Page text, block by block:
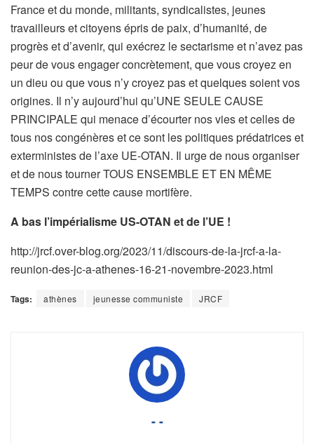
France et du monde, militants, syndicalistes, jeunes
travailleurs et citoyens épris de paix, d’humanité, de
progrès et d’avenir, qui exécrez le sectarisme et n’avez pas
peur de vous engager concrètement, que vous croyez en
un dieu ou que vous n’y croyez pas et quelques soient vos
origines. Il n’y aujourd’hui qu’UNE SEULE CAUSE
PRINCIPALE qui menace d’écourter nos vies et celles de
tous nos congénères et ce sont les politiques prédatrices et
exterministes de l’axe UE-OTAN. Il urge de nous organiser
et de nous tourner TOUS ENSEMBLE ET EN MÊME
TEMPS contre cette cause mortifère.
A bas l’impérialisme US-OTAN et de l’UE !
http://jrcf.over-blog.org/2023/11/discours-de-la-jrcf-a-la-
reunion-des-jc-a-athenes-16-21-novembre-2023.html
Tags: athènes jeunesse communiste JRCF
- -